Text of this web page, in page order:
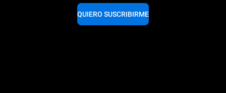
QUIERO SUSCRIBIRME